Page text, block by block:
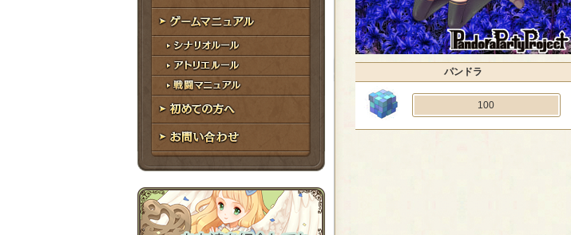
サイドストーリー
ゲームマニュアル
シナリオルール
アトリエルール
戦闘マニュアル
初めての方へ
お問い合わせ
パンドラ
100